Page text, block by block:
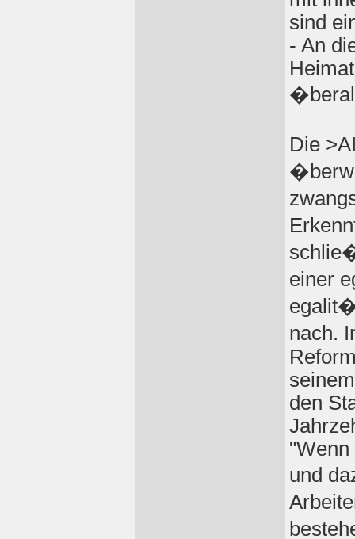
sind
- An
Die
einer
nach.
den
"Wenn
und